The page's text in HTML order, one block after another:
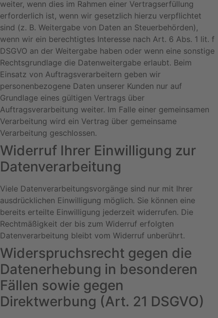
weiter, wenn dies im Rahmen einer Vertragserfüllung
erforderlich ist, wenn wir gesetzlich hierzu verpflichtet
sind (z. B. Weitergabe von Daten an Steuerbehörden),
wenn wir ein berechtigtes Interesse nach Art. 6 Abs. 1 lit. f
DSGVO an der Weitergabe haben oder wenn eine sonstige
Rechtsgrundlage die Datenweitergabe erlaubt. Beim
Einsatz von Auftragsverarbeitern geben wir
personenbezogene Daten unserer Kunden nur auf
Grundlage eines gültigen Vertrags über
Auftragsverarbeitung weiter. Im Falle einer gemeinsamen
Verarbeitung wird ein Vertrag über gemeinsame
Verarbeitung geschlossen.
Widerruf Ihrer Einwilligung zur
Datenverarbeitung
Viele Datenverarbeitungsvorgänge sind nur mit Ihrer
ausdrücklichen Einwilligung möglich. Sie können eine
bereits erteilte Einwilligung jederzeit widerrufen. Die
Rechtmäßigkeit der bis zum Widerruf erfolgten
Datenverarbeitung bleibt vom Widerruf unberührt.
Widerspruchsrecht gegen die
Datenerhebung in besonderen
Fällen sowie gegen
Direktwerbung (Art. 21 DSGVO)